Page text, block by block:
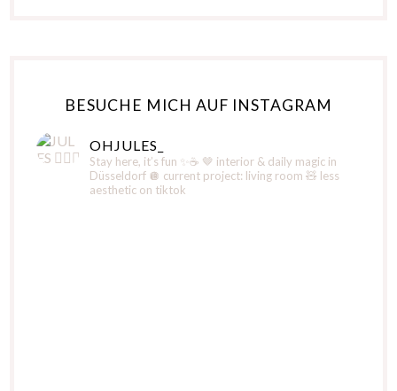
BESUCHE MICH AUF INSTAGRAM
OHJULES_
Stay here, it’s fun ✨☕️ 🤎 interior & daily magic in
Düsseldorf 🪩 current project: living room 🧸 less
aesthetic on tiktok